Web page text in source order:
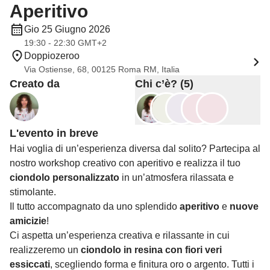
Aperitivo
Gio 25 Giugno 2026
19:30 - 22:30 GMT+2
Doppiozeroo
Via Ostiense, 68, 00125 Roma RM, Italia
Creato da Chi c’è? (5)
L'evento in breve
Hai voglia di un’esperienza diversa dal solito? Partecipa al
nostro workshop creativo con aperitivo e realizza il tuo
ciondolo personalizzato in un’atmosfera rilassata e
stimolante.
Il tutto accompagnato da uno splendido aperitivo e nuove
amicizie!
Ci aspetta un’esperienza creativa e rilassante in cui
realizzeremo un ciondolo in resina con fiori veri
essiccati, scegliendo forma e finitura oro o argento. Tutti i